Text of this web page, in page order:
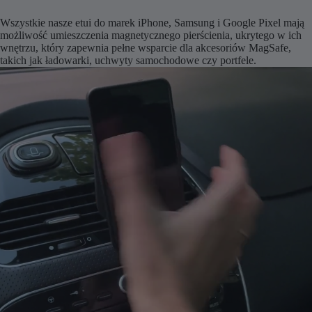
Wszystkie nasze etui do marek iPhone, Samsung i Google Pixel mają
możliwość umieszczenia magnetycznego pierścienia, ukrytego w ich
wnętrzu, który zapewnia pełne wsparcie dla akcesoriów MagSafe,
takich jak ładowarki, uchwyty samochodowe czy portfele.